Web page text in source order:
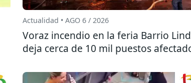
Actualidad • AGO 6 / 2026
Voraz incendio en la feria Barrio
deja cerca de 10 mil puestos